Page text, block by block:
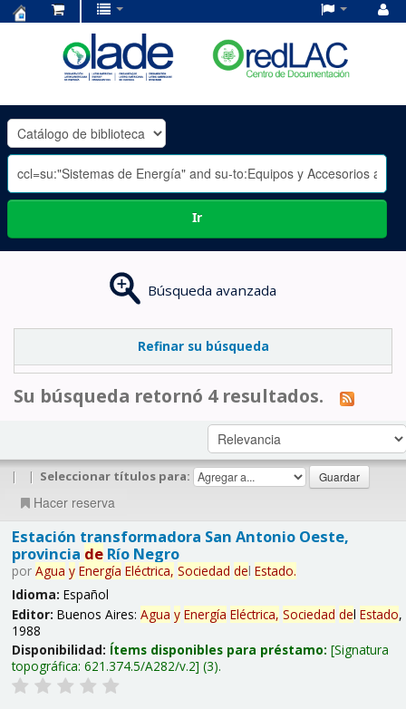
OLADE
-
Ir
Búsqueda avanzada
Refinar su búsqueda
Su búsqueda retornó 4 resultados.
| | Seleccionar títulos para:
Hacer reserva
Estación transformadora San Antonio Oeste,
provincia deRío Negro
por Agua y Energía Eléctrica, Sociedad del Estado.
Idioma: Español
Editor: Buenos Aires: Agua y Energía Eléctrica, Sociedad del Estado,
1988
Disponibilidad: Ítems disponibles para préstamo: Signatura
topográfica: 621.374.5/A282/v.2 (3).